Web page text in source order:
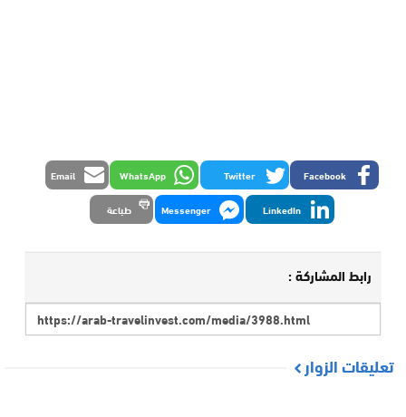
Facebook
Twitter
WhatsApp
Email
LinkedIn
Messenger طباعة
رابط المشاركة :
تعليقات الزوار